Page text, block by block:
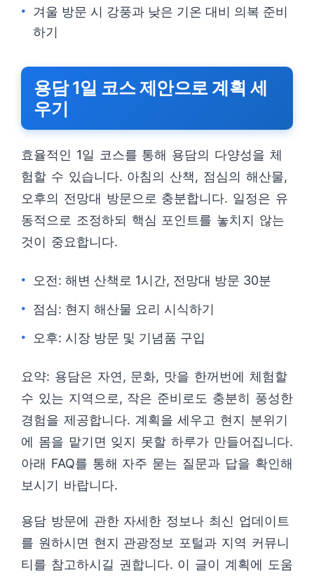
겨울 방문 시 강풍과 낮은 기온 대비 의복 준비
하기
용담 1일 코스 제안으로 계획 세
우기
효율적인 1일 코스를 통해 용담의 다양성을 체
험할 수 있습니다. 아침의 산책, 점심의 해산물,
오후의 전망대 방문으로 충분합니다. 일정은 유
동적으로 조정하되 핵심 포인트를 놓치지 않는
것이 중요합니다.
오전: 해변 산책로 1시간, 전망대 방문 30분
점심: 현지 해산물 요리 시식하기
오후: 시장 방문 및 기념품 구입
요약: 용담은 자연, 문화, 맛을 한꺼번에 체험할
수 있는 지역으로, 작은 준비로도 충분히 풍성한
경험을 제공합니다. 계획을 세우고 현지 분위기
에 몸을 맡기면 잊지 못할 하루가 만들어집니다.
아래 FAQ를 통해 자주 묻는 질문과 답을 확인해
보시기 바랍니다.
용담 방문에 관한 자세한 정보나 최신 업데이트
를 원하시면 현지 관광정보 포털과 지역 커뮤니
티를 참고하시길 권합니다. 이 글이 계획에 도움